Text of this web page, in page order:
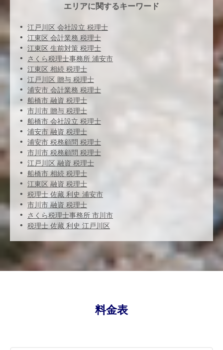
エリアに関するキーワード
江戸川区 会社設立 税理士
江東区 会計業務 税理士
江東区 生前対策 税理士
さくら税理士事務所 浦安市
江東区 相続 税理士
江戸川区 贈与 税理士
浦安市 会計業務 税理士
船橋市 融資 税理士
市川市 贈与 税理士
船橋市 会社設立 税理士
浦安市 融資 税理士
浦安市 税務顧問 税理士
市川市 税務顧問 税理士
江戸川区 融資 税理士
船橋市 相続 税理士
江東区 融資 税理士
税理士 佐藏 利史 浦安市
市川市 融資 税理士
さくら税理士事務所 市川市
税理士 佐藏 利史 江戸川区
料金表